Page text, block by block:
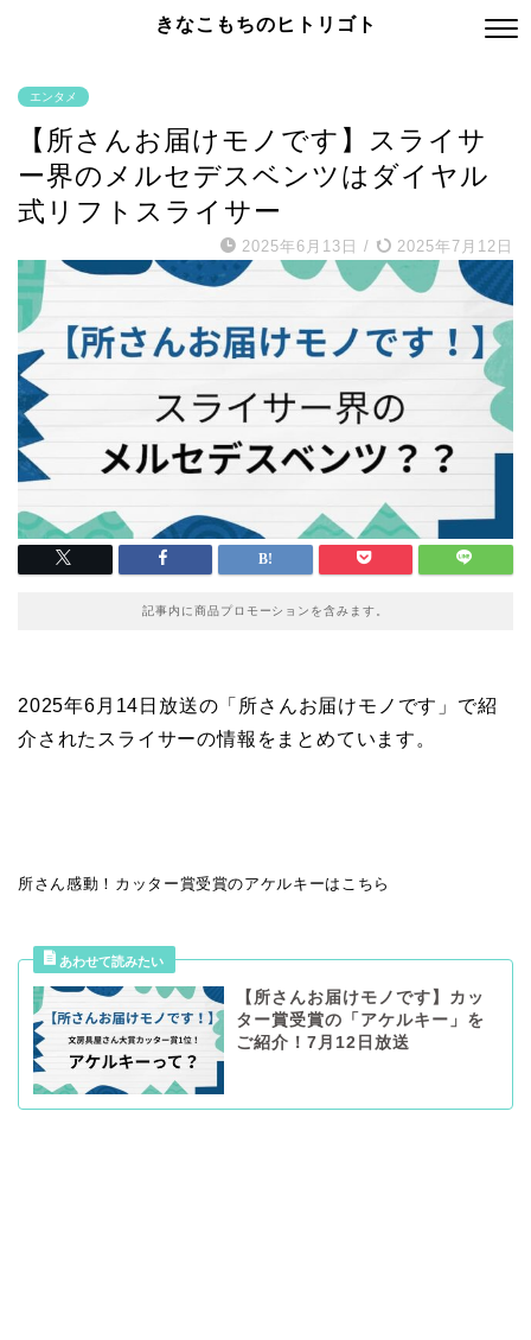
きなこもちのヒトリゴト
エンタメ
【所さんお届けモノです】スライサ
ー界のメルセデスベンツはダイヤル
式リフトスライサー
2025年6月13日 / 2025年7月12日
記事内に商品プロモーションを含みます。
2025年6月14日放送の「所さんお届けモノです」で紹
介されたスライサーの情報をまとめています。
所さん感動！カッター賞受賞のアケルキーはこちら
【所さんお届けモノです】カッ
ター賞受賞の「アケルキー」を
ご紹介！7月12日放送